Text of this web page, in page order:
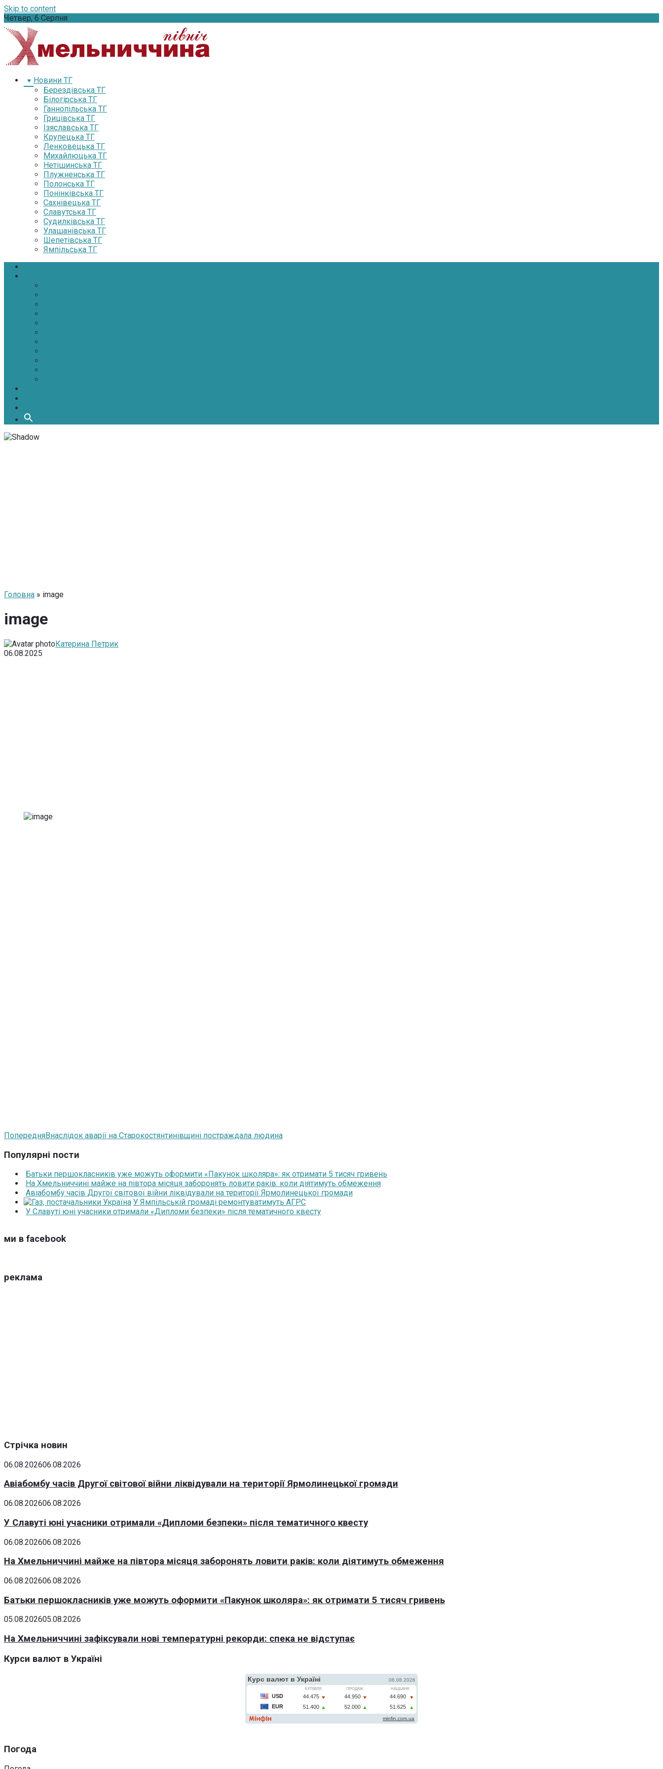
Skip to content
Четвер, 6 Серпня
Новини ТГ
Берездівська ТГ
Білогірська ТГ
Ганнопільська ТГ
Грицівська ТГ
Ізяславська ТГ
Крупецька ТГ
Ленковецька ТГ
Михайлюцька ТГ
Нетішинська ТГ
Плужненська ТГ
Полонська ТГ
Понінківська ТГ
Сахнівецька ТГ
Славутська ТГ
Судилківська ТГ
Улашанівська ТГ
Шепетівська ТГ
Ямпільська ТГ
Головна » image
image
Катерина Петрик
06.08.2025
ПопередняВнаслідок аварії на Старокостянтинівщині постраждала людина
Популярні пости
Батьки першокласників уже можуть оформити «Пакунок школяра»: як отримати 5 тисяч гривень
На Хмельниччині майже на півтора місяця заборонять ловити раків: коли діятимуть обмеження
Авіабомбу часів Другої світової війни ліквідували на території Ярмолинецької громади
У Ямпільській громаді ремонтуватимуть АГРС
У Славуті юні учасники отримали «Дипломи безпеки» після тематичного квесту
ми в facebook
реклама
Стрічка новин
06.08.202606.08.2026
Авіабомбу часів Другої світової війни ліквідували на території Ярмолинецької громади
06.08.202606.08.2026
У Славуті юні учасники отримали «Дипломи безпеки» після тематичного квесту
06.08.202606.08.2026
На Хмельниччині майже на півтора місяця заборонять ловити раків: коли діятимуть обмеження
06.08.202606.08.2026
Батьки першокласників уже можуть оформити «Пакунок школяра»: як отримати 5 тисяч гривень
05.08.202605.08.2026
На Хмельниччині зафіксували нові температурні рекорди: спека не відступає
Курси валют в Україні
Погода